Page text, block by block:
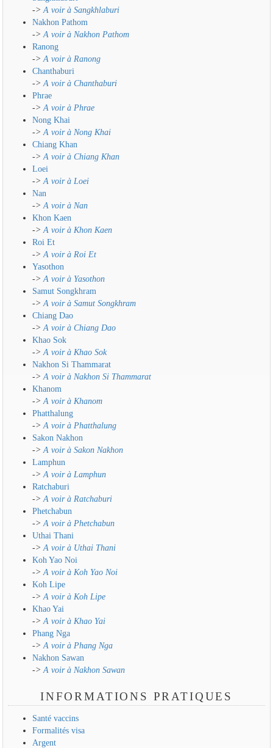
->A voir à Sangkhlaburi
Nakhon Pathom
->A voir à Nakhon Pathom
Ranong
->A voir à Ranong
Chanthaburi
->A voir à Chanthaburi
Phrae
->A voir à Phrae
Nong Khai
->A voir à Nong Khai
Chiang Khan
->A voir à Chiang Khan
Loei
->A voir à Loei
Nan
->A voir à Nan
Khon Kaen
->A voir à Khon Kaen
Roi Et
->A voir à Roi Et
Yasothon
->A voir à Yasothon
Samut Songkhram
->A voir à Samut Songkhram
Chiang Dao
->A voir à Chiang Dao
Khao Sok
->A voir à Khao Sok
Nakhon Si Thammarat
->A voir à Nakhon Si Thammarat
Khanom
->A voir à Khanom
Phatthalung
->A voir à Phatthalung
Sakon Nakhon
->A voir à Sakon Nakhon
Lamphun
->A voir à Lamphun
Ratchaburi
->A voir à Ratchaburi
Phetchabun
->A voir à Phetchabun
Uthai Thani
->A voir à Uthai Thani
Koh Yao Noi
->A voir à Koh Yao Noi
Koh Lipe
->A voir à Koh Lipe
Khao Yai
->A voir à Khao Yai
Phang Nga
->A voir à Phang Nga
Nakhon Sawan
->A voir à Nakhon Sawan
INFORMATIONS PRATIQUES
Santé vaccins
Formalités visa
Argent